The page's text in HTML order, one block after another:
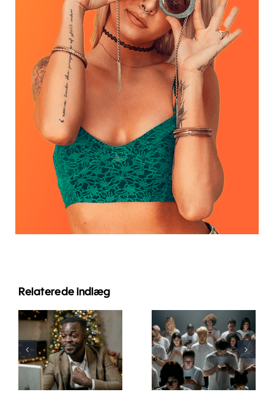
Relaterede indlæg
Sådan
skjuler du
følgere på
LinkedIn for
at bevare
Tips til at
designe
flotte
Facebook-
annoncer,
der